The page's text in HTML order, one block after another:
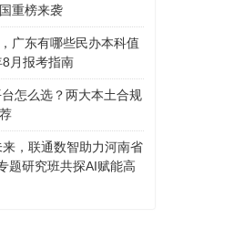
重榜来袭
广东有哪些民办本科值
月报考指南
怎么选？两大本土合规
，联通数智助力河南省
题研究班共探AI赋能高